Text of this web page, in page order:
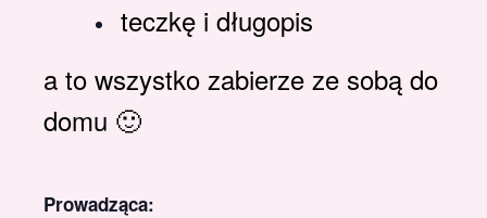
teczkę i długopis
a to wszystko zabierze ze sobą do
domu 🙂
Prowadząca: